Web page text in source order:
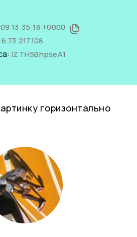
13:35:18 +0000
IZTH5BhpseA1
горизонтально